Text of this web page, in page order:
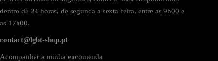
dentro de 24 horas, de segunda a sexta-feira, entre as 9h00 e
as 17h00.
contact@lgbt-shop.pt
Acompanhar a minha encomenda